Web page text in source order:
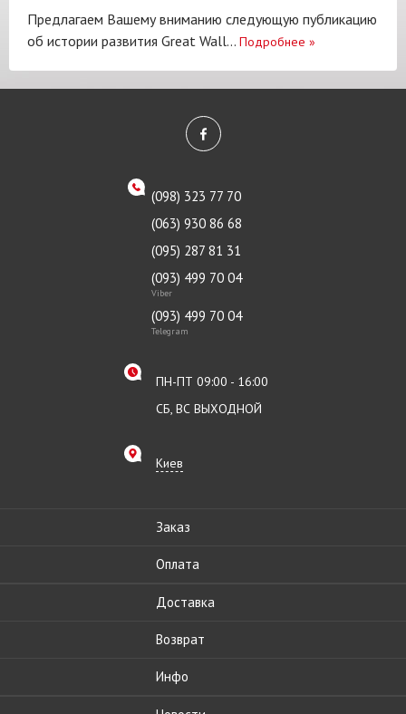
Предлагаем Вашему вниманию следующую публикацию
об истории развития Great Wall... Подробнее »
(098) 323 77 70
(063) 930 86 68
(095) 287 81 31
(093) 499 70 04
Viber
(093) 499 70 04
Telegram
ПН-ПТ 09:00 - 16:00
СБ, ВС ВЫХОДНОЙ
Киев
Заказ
Оплата
Доставка
Возврат
Инфо